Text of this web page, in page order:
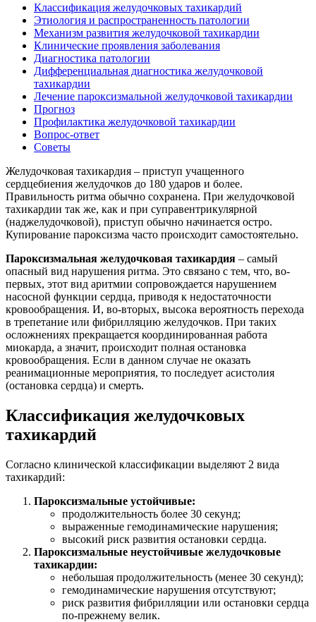
Классификация желудочковых тахикардий
Этиология и распространенность патологии
Механизм развития желудочковой тахикардии
Клинические проявления заболевания
Диагностика патологии
Дифференциальная диагностика желудочковой
тахикардии
Лечение пароксизмальной желудочковой тахикардии
Прогноз
Профилактика желудочковой тахикардии
Вопрос-ответ
Советы
Желудочковая тахикардия – приступ учащенного
сердцебиения желудочков до 180 ударов и более.
Правильность ритма обычно сохранена. При желудочковой
тахикардии так же, как и при суправентрикулярной
(наджелудочковой), приступ обычно начинается остро.
Купирование пароксизма часто происходит самостоятельно.
Пароксизмальная желудочковая тахикардия – самый
опасный вид нарушения ритма. Это связано с тем, что, во-
первых, этот вид аритмии сопровождается нарушением
насосной функции сердца, приводя к недостаточности
кровообращения. И, во-вторых, высока вероятность перехода
в трепетание или фибрилляцию желудочков. При таких
осложнениях прекращается координированная работа
миокарда, а значит, происходит полная остановка
кровообращения. Если в данном случае не оказать
реанимационные мероприятия, то последует асистолия
(остановка сердца) и смерть.
Классификация желудочковых
тахикардий
Согласно клинической классификации выделяют 2 вида
тахикардий:
Пароксизмальные устойчивые:
продолжительность более 30 секунд;
выраженные гемодинамические нарушения;
высокий риск развития остановки сердца.
Пароксизмальные неустойчивые желудочковые
тахикардии:
небольшая продолжительность (менее 30 секунд);
гемодинамические нарушения отсутствуют;
риск развития фибрилляции или остановки сердца
по-прежнему велик.